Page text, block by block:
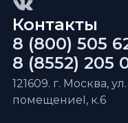
Контакты
8 (800) 505
8 (8552) 205
121609. г. Москва,
помещениеI, к.6